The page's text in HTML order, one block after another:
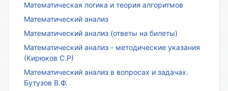
Математическая логика и теория алгоритмов
Математический анализ
Математический анализ (ответы на билеты)
Математический анализ - методические указания
(Кирюков С.Р)
Математический анализ в вопросах и задачах.
Бутузов В.Ф.